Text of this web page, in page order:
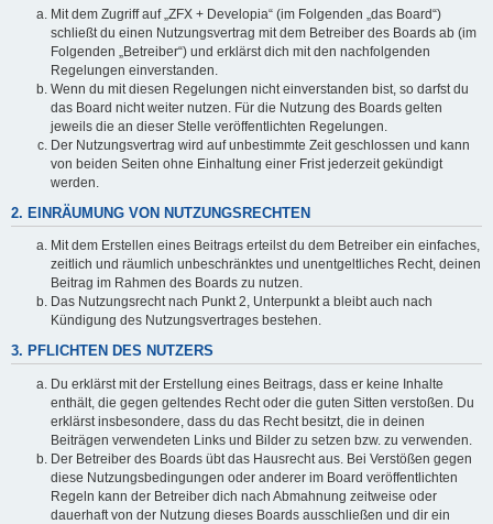
Mit dem Zugriff auf „ZFX + Developia“ (im Folgenden „das Board“)
schließt du einen Nutzungsvertrag mit dem Betreiber des Boards ab (im
Folgenden „Betreiber“) und erklärst dich mit den nachfolgenden
Regelungen einverstanden.
Wenn du mit diesen Regelungen nicht einverstanden bist, so darfst du
das Board nicht weiter nutzen. Für die Nutzung des Boards gelten
jeweils die an dieser Stelle veröffentlichten Regelungen.
Der Nutzungsvertrag wird auf unbestimmte Zeit geschlossen und kann
von beiden Seiten ohne Einhaltung einer Frist jederzeit gekündigt
werden.
2. EINRÄUMUNG VON NUTZUNGSRECHTEN
Mit dem Erstellen eines Beitrags erteilst du dem Betreiber ein einfaches,
zeitlich und räumlich unbeschränktes und unentgeltliches Recht, deinen
Beitrag im Rahmen des Boards zu nutzen.
Das Nutzungsrecht nach Punkt 2, Unterpunkt a bleibt auch nach
Kündigung des Nutzungsvertrages bestehen.
3. PFLICHTEN DES NUTZERS
Du erklärst mit der Erstellung eines Beitrags, dass er keine Inhalte
enthält, die gegen geltendes Recht oder die guten Sitten verstoßen. Du
erklärst insbesondere, dass du das Recht besitzt, die in deinen
Beiträgen verwendeten Links und Bilder zu setzen bzw. zu verwenden.
Der Betreiber des Boards übt das Hausrecht aus. Bei Verstößen gegen
diese Nutzungsbedingungen oder anderer im Board veröffentlichten
Regeln kann der Betreiber dich nach Abmahnung zeitweise oder
dauerhaft von der Nutzung dieses Boards ausschließen und dir ein